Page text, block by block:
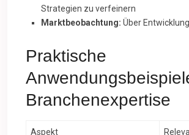
Strategien zu verfeinern
Marktbeobachtung: Über
Praktische
Branchenexpertise
Aspekt